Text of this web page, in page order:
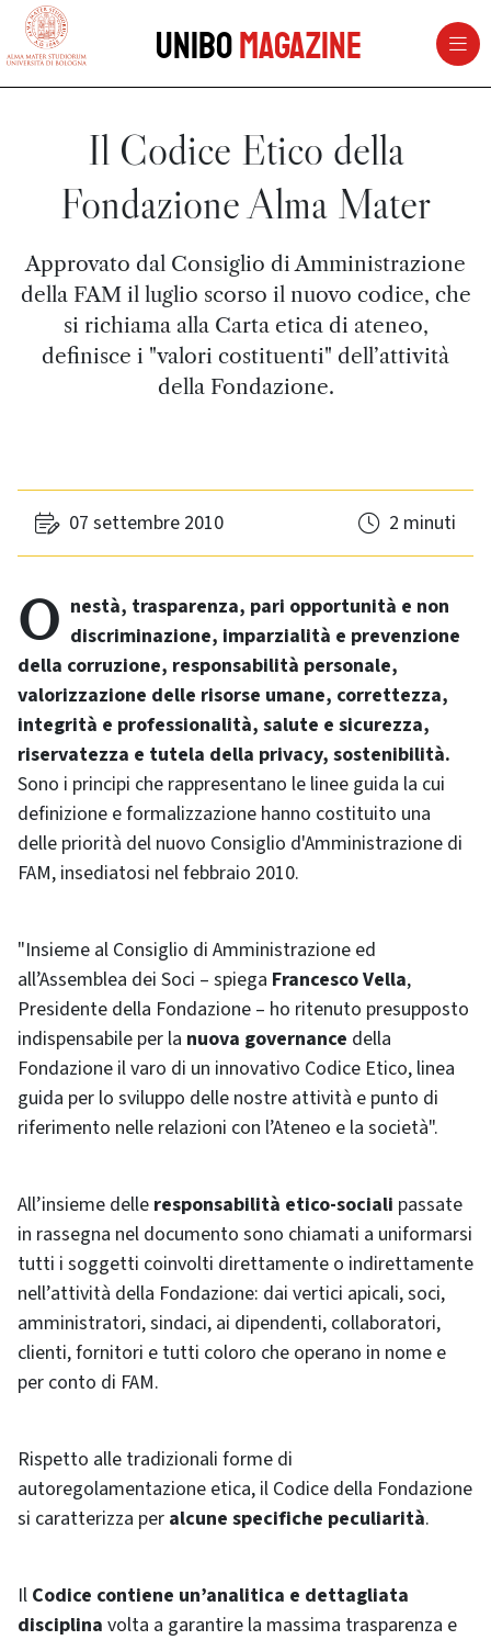
vai al contenuto della pagina
UniboMagazine
Il Codice Etico della
Fondazione Alma Mater
Approvato dal Consiglio di Amministrazione
della FAM il luglio scorso il nuovo codice, che
si richiama alla Carta etica di ateneo,
definisce i "valori costituenti" dell’attività
della Fondazione.
07 settembre 2010 2 minuti
Onestà, trasparenza, pari opportunità e non discriminazione, imparzialità e prevenzione
della corruzione, responsabilità personale,
valorizzazione delle risorse umane, correttezza,
integrità e professionalità, salute e sicurezza,
riservatezza e tutela della privacy, sostenibilità.
Sono i principi che rappresentano le linee guida la cui
definizione e formalizzazione hanno costituito una
delle priorità del nuovo Consiglio d'Amministrazione di
FAM, insediatosi nel febbraio 2010.
"Insieme al Consiglio di Amministrazione ed
all’Assemblea dei Soci – spiega Francesco Vella,
Presidente della Fondazione – ho ritenuto presupposto
indispensabile per la nuova governance della
Fondazione il varo di un innovativo Codice Etico, linea
guida per lo sviluppo delle nostre attività e punto di
riferimento nelle relazioni con l’Ateneo e la società".
All’insieme delle responsabilità etico-sociali passate
in rassegna nel documento sono chiamati a uniformarsi
tutti i soggetti coinvolti direttamente o indirettamente
nell’attività della Fondazione: dai vertici apicali, soci,
amministratori, sindaci, ai dipendenti, collaboratori,
clienti, fornitori e tutti coloro che operano in nome e
per conto di FAM.
Rispetto alle tradizionali forme di
autoregolamentazione etica, il Codice della Fondazione
si caratterizza per alcune specifiche peculiarità.
Il Codice contiene un’analitica e dettagliata
disciplina volta a garantire la massima trasparenza e